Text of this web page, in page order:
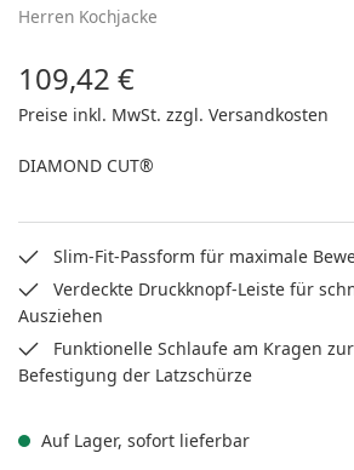
Herren Kochjacke
Regulärer Preis:
109,42 €
Preise inkl. MwSt. zzgl. Versandkosten
DIAMOND CUT®
Slim-Fit-Passform für maximale
Verdeckte Druckknopf-Leiste für
Ausziehen
Funktionelle Schlaufe am Kragen
Befestigung der Latzschürze
Auf Lager, sofort lieferbar